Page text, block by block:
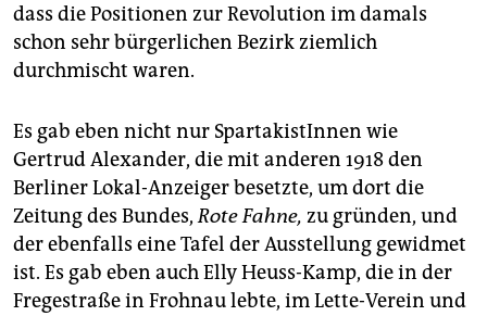
dass die Positionen zur Revolution im damals
schon sehr bürgerlichen Bezirk ziemlich
durchmischt waren.
Es gab eben nicht nur SpartakistInnen wie
Gertrud Alexander, die mit anderen 1918 den
Berliner Lokal-Anzeiger besetzte, um dort die
Zeitung des Bundes,Rote Fahne, zu gründen, und
der ebenfalls eine Tafel der Ausstellung gewidmet
ist. Es gab eben auch Elly Heuss-Kamp, die in der
Fregestraße in Frohnau lebte, im Lette-Verein und